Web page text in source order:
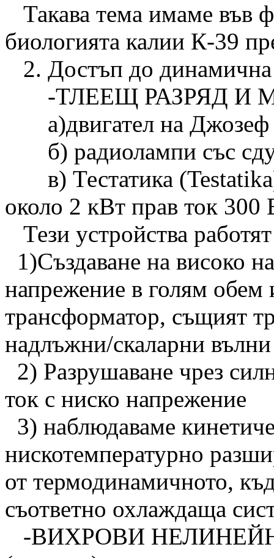
Такава тема имаме във
биологията калии К-39
2. Достъп до динамична
-ТЛЕЕЩ РАЗРЯД И
а)двигател на Джозеф
б) радиолампи със
в) Тестатика
около 2 кВт прав ток 300
Тези устройства
1)Създаване на високо
напрежение в голям обем
трансформатор, същият
надлъжни/скаларни
2) Разрушаване чрез
ток с ниско напрежение
3) наблюдаваме
нискотемпературно
от термодинамичното,
съответно охлаждаща
-ВИХРОВИ